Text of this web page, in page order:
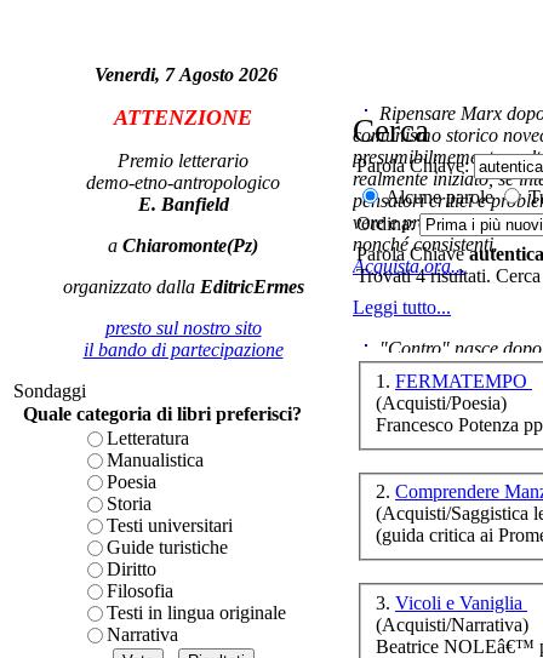
Venerdi, 7 Agosto 2026
ATTENZIONE
Premio letterario
demo-etno-antropologico
E. Banfield
a Chiaromonte(Pz)
organizzato dalla EditricErmes
presto sul nostro sito
il bando di partecipazione
Sondaggi
Quale categoria di libri preferisci?
Letteratura
Manualistica
Poesia
Storia
Testi universitari
Guide turistiche
Diritto
Filosofia
Testi in lingua originale
Narrativa
Ripensare Marx
comunismo storico
presumibilmemente
realmente iniziato, se
pensatori critici e
vere e proprie correnti
nonché consistenti.
Acquista ora...
Leggi tutto...
"Contro" nasce
cominciato con la
ripensaremarx. i saggi
questa collaborazione
è teorica, sempre però
presente fase.
Acquista ora...
A feed could not be
http://www.lastampa.it/
Cerca
Parola Chiave:
Alcune parole
Ordina:
Parola Chiaveautentica
Trovati 4 risultati.
1. FERMATEMPO
(Acquisti/Poesia)
Francesco Potenza
2. Comprendere
(Acquisti/Saggistica
(guida critica ai
3. Vicoli e Vaniglia
(Acquisti/Narrativa)
Beatrice NOLEâ€™